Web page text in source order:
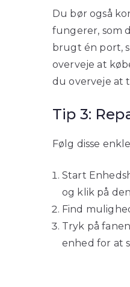
Du bør også
fungerer, som
brugt én port,
overveje at
du overveje at
Tip 3:
Følg disse
Start
og klik på
Find
Tryk på
enhed for at